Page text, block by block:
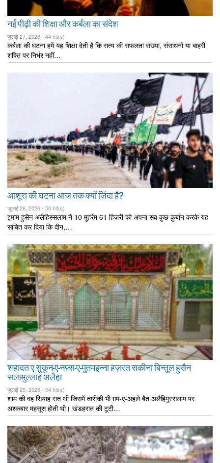
नई पीढ़ी की शिक्षा और कर्बला का संदेश
जुलाई 27, 2026 - 44 hit(s)
कर्बला की घटना हमें यह शिक्षा देती है कि सत्य की सफलता संख्या, संसाधनों या बाहरी
शक्ति पर निर्भर नहीं…
आशूरा की घटना आज तक क्यों ज़िंदा है?
जुलाई 26, 2026 - 50 hit(s)
इमाम हुसैन अलैहिस्सलाम ने 10 मुहर्रम 61 हिजरी को अपना सब कुछ क़ुर्बान करके यह
साबित कर दिया कि दीन,…
शहादत ए सुकून-ए-नफ़्स-ए-मुतमइन्ना हज़रत सकीना बिन्तुल हुसैन
सलामुल्लाह अलैहा
जुलाई 25, 2026 - 54 hit(s)
शाम की वह सियाह रात थी जिसमें तारीकी भी ग़म-ए-अहले बैत अलैहिमुस्सलाम पर
अश्कबार महसूस होती थी। खंडहरात की टूटी…